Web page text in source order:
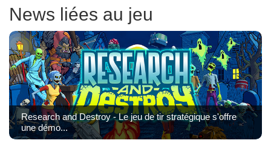
News liées au jeu
Research and Destroy - Le jeu de tir stratégique s'offre
une démo...